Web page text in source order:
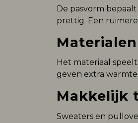
De pasvorm
prettig. Een
Het materiaal
geven extra
Makkelijk
Sweaters en